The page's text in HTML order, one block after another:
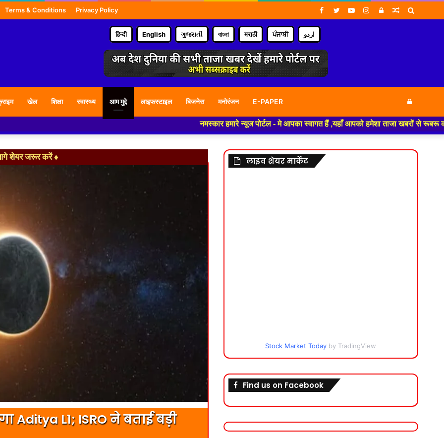
Terms & Conditions Privacy Policy Random
Log
Instagram
YouTube
Twitter
Facebook
हिन्दी English ગુજરાતી বাংলা मराठी ਪੰਜਾਬੀ اردو
खेल शिक्षा स्वास्थ्य आम मुद्दे लाइफस्टाइल बिजनेस मनोरंजन E-PAPER Log
In
नमस्कार हमारे न्यूज पोर्टल - मे आपका स्वागत हैं ,यहाँ आपको हमेशा ताजा खबरों से रूबरू कराया
शेयर जरूर करें ♦
Aditya L1; ISRO ने बताई बड़ी
लाइव शेयर मार्केट
Stock Market Today by TradingView
Find us on Facebook